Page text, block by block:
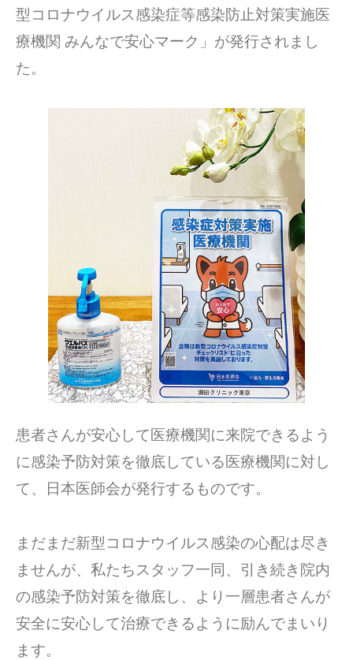
型コロナウイルス感染症等感染防止対策実施医
療機関 みんなで安心マーク」が発行されまし
た。
患者さんが安心して医療機関に来院できるよう
に感染予防対策を徹底している医療機関に対し
て、日本医師会が発行するものです。
まだまだ新型コロナウイルス感染の心配は尽き
ませんが、私たちスタッフ一同、引き続き院内
の感染予防対策を徹底し、より一層患者さんが
安全に安心して治療できるように励んでまいり
ます。